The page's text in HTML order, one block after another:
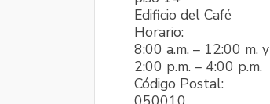
Edificio del Café
Horario:
8:00 a.m. – 12:00 m. y
2:00 p.m. – 4:00 p.m.
Código Postal: